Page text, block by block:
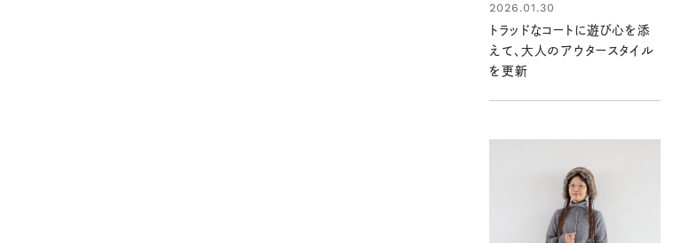
2026.01.30
トラッドなコートに遊び心を添
えて、大人のアウタースタイル
を更新